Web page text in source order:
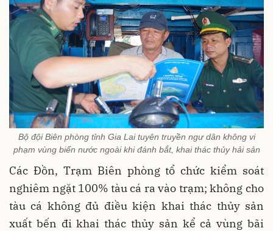
Bộ đội Biên phòng tỉnh Gia Lai tuyên truyền ngư dân không vi
phạm vùng biển nước ngoài khi đánh bắt, khai thác thủy hải sản
Các Đồn, Trạm Biên phòng tổ chức kiểm soát
nghiêm ngặt 100% tàu cá ra vào trạm; không cho
tàu cá không đủ điều kiện khai thác thủy sản
xuất bến đi khai thác thủy sản kể cả vùng bãi